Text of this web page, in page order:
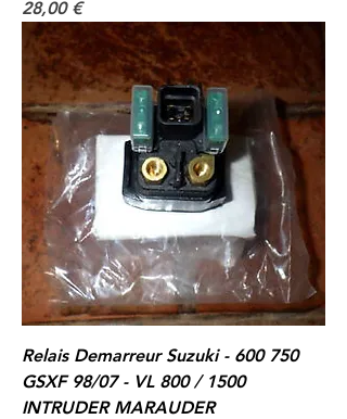
Prix
28,00 €
Relais Demarreur Suzuki - 600 750
GSXF 98/07 - VL 800 / 1500
INTRUDER MARAUDER